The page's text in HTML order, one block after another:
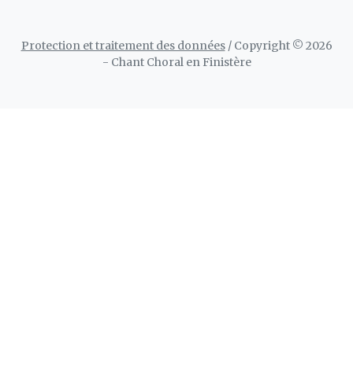
Protection et traitement des données/ Copyright © 2026
- Chant Choral en Finistère